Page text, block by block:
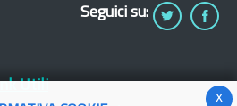
Seguici su:
Utili
x